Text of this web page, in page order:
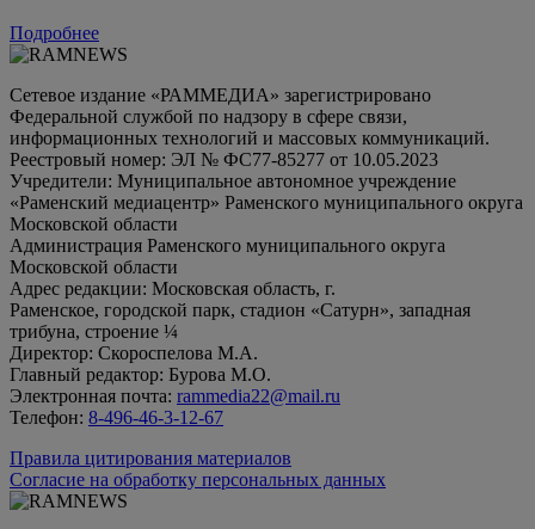
Подробнее
Сетевое издание «РАММЕДИА» зарегистрировано
Федеральной службой по надзору в сфере связи,
информационных технологий и массовых коммуникаций.
Реестровый номер: ЭЛ № ФС77-85277 от 10.05.2023
Учредители: Муниципальное автономное учреждение
«Раменский медиацентр» Раменского муниципального округа
Московской области
Администрация Раменского муниципального округа
Московской области
Адрес редакции: Московская область, г.
Раменское, городской парк, стадион «Сатурн», западная
трибуна, строение ¼
Директор: Скороспелова М.А.
Главный редактор: Бурова М.О.
Электронная почта: rammedia22@mail.ru
Телефон: 8-496-46-3-12-67
Правила цитирования материалов
Согласие на обработку персональных данных